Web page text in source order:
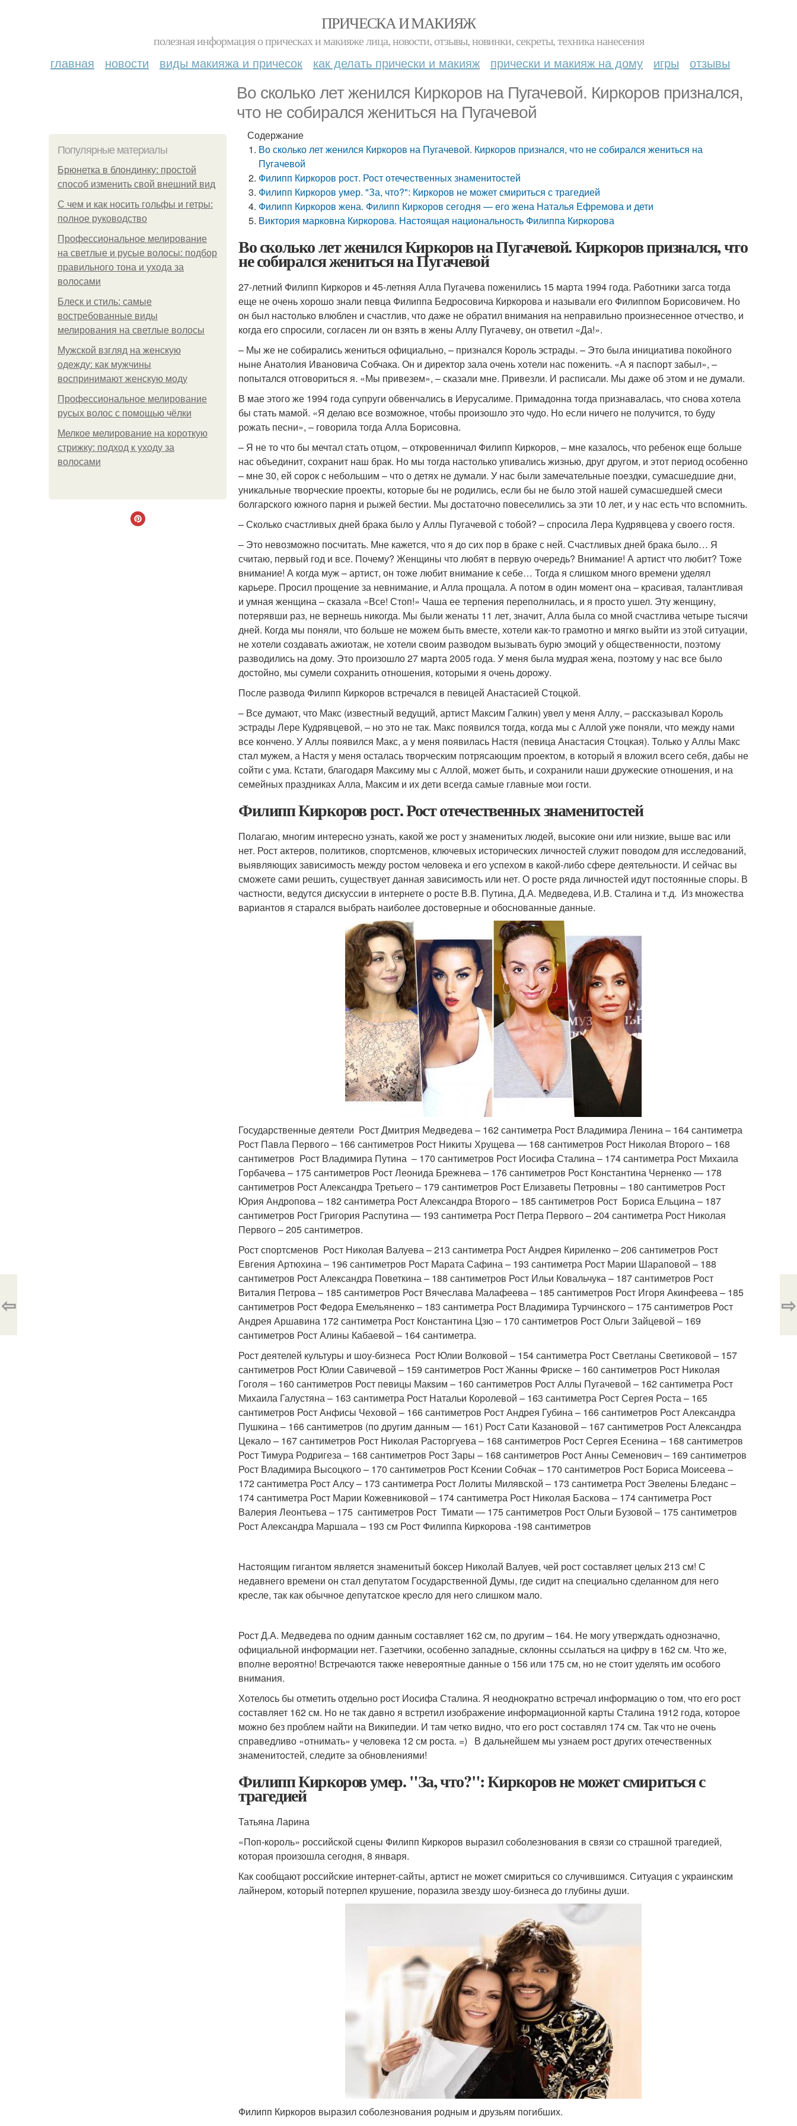
ПРИЧЕСКА И МАКИЯЖ
полезная информация о прическах и макияже лица, новости, отзывы, новинки, секреты, техника нанесения
главная новости виды макияжа и причесок как делать прически и макияж прически и макияж на дому игры отзывы
Во сколько лет женился Киркоров на Пугачевой. Киркоров признался,
что не собирался жениться на Пугачевой
Популярные материалы
Брюнетка в блондинку: простой
способ изменить свой внешний вид
С чем и как носить гольфы и гетры:
полное руководство
Профессиональное мелирование
на светлые и русые волосы: подбор
правильного тона и ухода за
волосами
Блеск и стиль: самые
востребованные виды
мелирования на светлые волосы
Мужской взгляд на женскую
одежду: как мужчины
воспринимают женскую моду
Профессиональное мелирование
русых волос с помощью чёлки
Мелкое мелирование на короткую
стрижку: подход к уходу за
волосами
Содержание
Во сколько лет женился Киркоров на Пугачевой. Киркоров признался, что не собирался жениться на
Пугачевой
Филипп Киркоров рост. Рост отечественных знаменитостей
Филипп Киркоров умер. "За, что?": Киркоров не может смириться с трагедией
Филипп Киркоров жена. Филипп Киркоров сегодня — его жена Наталья Ефремова и дети
Виктория марковна Киркорова. Настоящая национальность Филиппа Киркорова
Во сколько лет женился Киркоров на Пугачевой. Киркоров признался, что
не собирался жениться на Пугачевой
27-летний Филипп Киркоров и 45-летняя Алла Пугачева поженились 15 марта 1994 года. Работники загса тогда
еще не очень хорошо знали певца Филиппа Бедросовича Киркорова и называли его Филиппом Борисовичем. Но
он был настолько влюблен и счастлив, что даже не обратил внимания на неправильно произнесенное отчество, и
когда его спросили, согласен ли он взять в жены Аллу Пугачеву, он ответил «Да!».
– Мы же не собирались жениться официально, – признался Король эстрады. – Это была инициатива покойного
ныне Анатолия Ивановича Собчака. Он и директор зала очень хотели нас поженить. «А я паспорт забыл», –
попытался отговориться я. «Мы привезем», – сказали мне. Привезли. И расписали. Мы даже об этом и не думали.
В мае этого же 1994 года супруги обвенчались в Иерусалиме. Примадонна тогда признавалась, что снова хотела
бы стать мамой. «Я делаю все возможное, чтобы произошло это чудо. Но если ничего не получится, то буду
рожать песни», – говорила тогда Алла Борисовна.
– Я не то что бы мечтал стать отцом, – откровенничал Филипп Киркоров, – мне казалось, что ребенок еще больше
нас объединит, сохранит наш брак. Но мы тогда настолько упивались жизнью, друг другом, и этот период особенно
– мне 30, ей сорок с небольшим – что о детях не думали. У нас были замечательные поездки, сумасшедшие дни,
уникальные творческие проекты, которые бы не родились, если бы не было этой нашей сумасшедшей смеси
болгарского южного парня и рыжей бестии. Мы достаточно повеселились за эти 10 лет, и у нас есть что вспомнить.
– Сколько счастливых дней брака было у Аллы Пугачевой с тобой? – спросила Лера Кудрявцева у своего гостя.
– Это невозможно посчитать. Мне кажется, что я до сих пор в браке с ней. Счастливых дней брака было… Я
считаю, первый год и все. Почему? Женщины что любят в первую очередь? Внимание! А артист что любит? Тоже
внимание! А когда муж – артист, он тоже любит внимание к себе… Тогда я слишком много времени уделял
карьере. Просил прощение за невнимание, и Алла прощала. А потом в один момент она – красивая, талантливая
и умная женщина – сказала «Все! Стоп!» Чаша ее терпения переполнилась, и я просто ушел. Эту женщину,
потерявши раз, не вернешь никогда. Мы были женаты 11 лет, значит, Алла была со мной счастлива четыре тысячи
дней. Когда мы поняли, что больше не можем быть вместе, хотели как-то грамотно и мягко выйти из этой ситуации,
не хотели создавать ажиотаж, не хотели своим разводом вызывать бурю эмоций у общественности, поэтому
разводились на дому. Это произошло 27 марта 2005 года. У меня была мудрая жена, поэтому у нас все было
достойно, мы сумели сохранить отношения, которыми я очень дорожу.
После развода Филипп Киркоров встречался в певицей Анастасией Стоцкой.
– Все думают, что Макс (известный ведущий, артист Максим Галкин) увел у меня Аллу, – рассказывал Король
эстрады Лере Кудрявцевой, – но это не так. Макс появился тогда, когда мы с Аллой уже поняли, что между нами
все кончено. У Аллы появился Макс, а у меня появилась Настя (певица Анастасия Стоцкая). Только у Аллы Макс
стал мужем, а Настя у меня осталась творческим потрясающим проектом, в который я вложил всего себя, дабы не
сойти с ума. Кстати, благодаря Максиму мы с Аллой, может быть, и сохранили наши дружеские отношения, и на
семейных праздниках Алла, Максим и их дети всегда самые главные мои гости.
Филипп Киркоров рост. Рост отечественных знаменитостей
Полагаю, многим интересно узнать, какой же рост у знаменитых людей, высокие они или низкие, выше вас или
нет. Рост актеров, политиков, спортсменов, ключевых исторических личностей служит поводом для исследований,
выявляющих зависимость между ростом человека и его успехом в какой-либо сфере деятельности. И сейчас вы
сможете сами решить, существует данная зависимость или нет. О росте ряда личностей идут постоянные споры. В
частности, ведутся дискуссии в интернете о росте В.В. Путина, Д.А. Медведева, И.В. Сталина и т.д. Из множества
вариантов я старался выбрать наиболее достоверные и обоснованные данные.
Государственные деятели Рост Дмитрия Медведева – 162 сантиметра Рост Владимира Ленина – 164 сантиметра
Рост Павла Первого – 166 сантиметров Рост Никиты Хрущева — 168 сантиметров Рост Николая Второго – 168
сантиметров Рост Владимира Путина – 170 сантиметров Рост Иосифа Сталина – 174 сантиметра Рост Михаила
Горбачева – 175 сантиметров Рост Леонида Брежнева – 176 сантиметров Рост Константина Черненко — 178
сантиметров Рост Александра Третьего – 179 сантиметров Рост Елизаветы Петровны – 180 сантиметров Рост
Юрия Андропова – 182 сантиметра Рост Александра Второго – 185 сантиметров Рост Бориса Ельцина – 187
сантиметров Рост Григория Распутина — 193 сантиметра Рост Петра Первого – 204 сантиметра Рост Николая
Первого – 205 сантиметров.
Рост спортсменов Рост Николая Валуева – 213 сантиметра Рост Андрея Кириленко – 206 сантиметров Рост
Евгения Артюхина – 196 сантиметров Рост Марата Сафина – 193 сантиметра Рост Марии Шараповой – 188
сантиметров Рост Александра Поветкина – 188 сантиметров Рост Ильи Ковальчука – 187 сантиметров Рост
Виталия Петрова – 185 сантиметров Рост Вячеслава Малафеева – 185 сантиметров Рост Игоря Акинфеева – 185
сантиметров Рост Федора Емельяненко – 183 сантиметра Рост Владимира Турчинского – 175 сантиметров Рост
Андрея Аршавина 172 сантиметра Рост Константина Цзю – 170 сантиметров Рост Ольги Зайцевой – 169
сантиметров Рост Алины Кабаевой – 164 сантиметра.
Рост деятелей культуры и шоу-бизнеса Рост Юлии Волковой – 154 сантиметра Рост Светланы Светиковой – 157
сантиметров Рост Юлии Савичевой – 159 сантиметров Рост Жанны Фриске – 160 сантиметров Рост Николая
Гоголя – 160 сантиметров Рост певицы Макsим – 160 сантиметров Рост Аллы Пугачевой – 162 сантиметра Рост
Михаила Галустяна – 163 сантиметра Рост Натальи Королевой – 163 сантиметра Рост Сергея Роста – 165
сантиметров Рост Анфисы Чеховой – 166 сантиметров Рост Андрея Губина – 166 сантиметров Рост Александра
Пушкина – 166 сантиметров (по другим данным — 161) Рост Сати Казановой – 167 сантиметров Рост Александра
Цекало – 167 сантиметров Рост Николая Расторгуева – 168 сантиметров Рост Сергея Есенина – 168 сантиметров
Рост Тимура Родригеза – 168 сантиметров Рост Зары – 168 сантиметров Рост Анны Семенович – 169 сантиметров
Рост Владимира Высоцкого – 170 сантиметров Рост Ксении Собчак – 170 сантиметров Рост Бориса Моисеева –
172 сантиметра Рост Алсу – 173 сантиметра Рост Лолиты Милявской – 173 сантиметра Рост Эвелены Бледанс –
174 сантиметра Рост Марии Кожевниковой – 174 сантиметра Рост Николая Баскова – 174 сантиметра Рост
Валерия Леонтьева – 175 сантиметров Рост Тимати — 175 сантиметров Рост Ольги Бузовой – 175 сантиметров
Рост Александра Маршала – 193 см Рост Филиппа Киркорова -198 сантиметров
Настоящим гигантом является знаменитый боксер Николай Валуев, чей рост составляет целых 213 см! С
недавнего времени он стал депутатом Государственной Думы, где сидит на специально сделанном для него
кресле, так как обычное депутатское кресло для него слишком мало.
Рост Д.А. Медведева по одним данным составляет 162 см, по другим – 164. Не могу утверждать однозначно,
официальной информации нет. Газетчики, особенно западные, склонны ссылаться на цифру в 162 см. Что же,
вполне вероятно! Встречаются также невероятные данные о 156 или 175 см, но не стоит уделять им особого
внимания.
Хотелось бы отметить отдельно рост Иосифа Сталина. Я неоднократно встречал информацию о том, что его рост
составляет 162 см. Но не так давно я встретил изображение информационной карты Сталина 1912 года, которое
можно без проблем найти на Википедии. И там четко видно, что его рост составлял 174 см. Так что не очень
справедливо «отнимать» у человека 12 см роста. =) В дальнейшем мы узнаем рост других отечественных
знаменитостей, следите за обновлениями!
Филипп Киркоров умер. "За, что?": Киркоров не может смириться с
трагедией
Татьяна Ларина
«Поп-король» российской сцены Филипп Киркоров выразил соболезнования в связи со страшной трагедией,
которая произошла сегодня, 8 января.
Как сообщают российские интернет-сайты, артист не может смириться со случившимся. Ситуация с украинским
лайнером, который потерпел крушение, поразила звезду шоу-бизнеса до глубины души.
Филипп Киркоров выразил соболезнования родным и друзьям погибших.
⇦ ⇨